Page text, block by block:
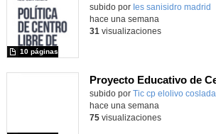
subido por Ies sanisidro madrid
10 páginas
hace una semana
31 visualizaciones
subido por Tic cp elolivo coslada
hace una semana
75visualizaciones